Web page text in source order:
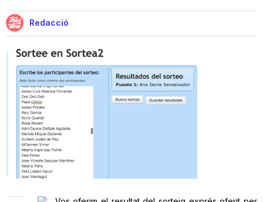
Cinema i Televisió
Festivals
Teatre
Internet
Redacció